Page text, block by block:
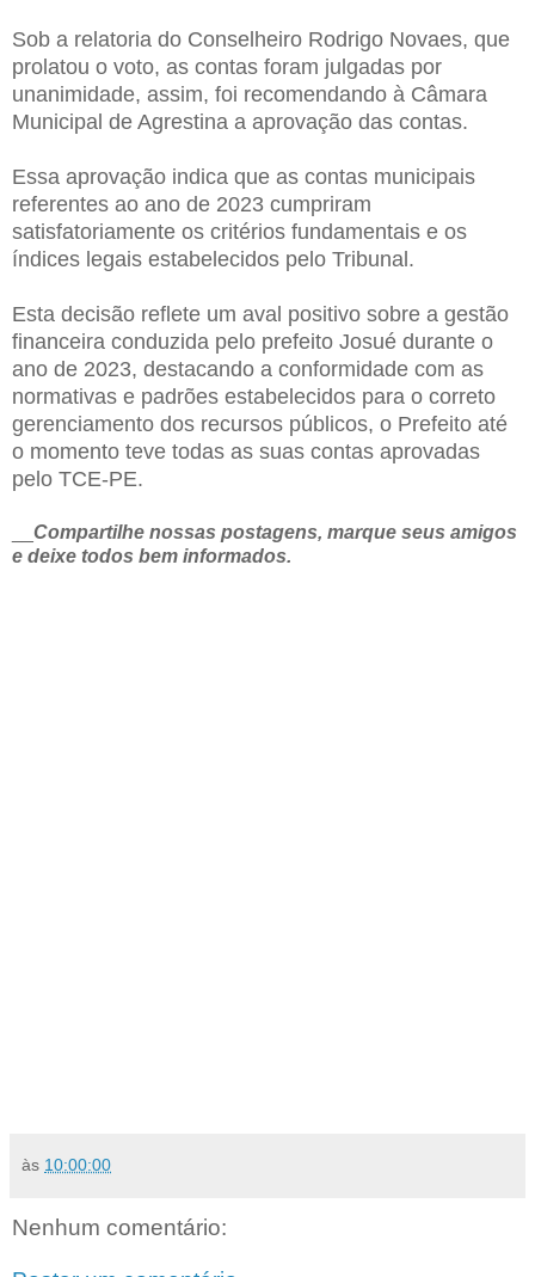
Sob a relatoria do Conselheiro Rodrigo Novaes, que
prolatou o voto, as contas foram julgadas por
unanimidade, assim, foi recomendando à Câmara
Municipal de Agrestina a aprovação das contas.
Essa aprovação indica que as contas municipais
referentes ao ano de 2023 cumpriram
satisfatoriamente os critérios fundamentais e os
índices legais estabelecidos pelo Tribunal.
Esta decisão reflete um aval positivo sobre a gestão
financeira conduzida pelo prefeito Josué durante o
ano de 2023, destacando a conformidade com as
normativas e padrões estabelecidos para o correto
gerenciamento dos recursos públicos, o Prefeito até
o momento teve todas as suas contas aprovadas
pelo TCE-PE.
Compartilhe nossas postagens, marque seus amigos
e deixe todos bem informados.
às 10:00:00
Nenhum comentário: